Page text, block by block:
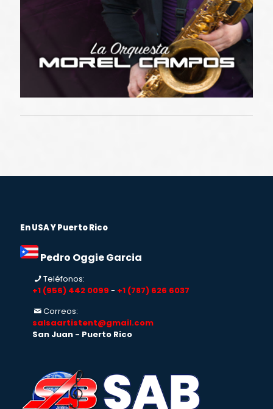
En USA Y Puerto Rico
Pedro Oggie Garcia
Teléfonos:
+1 (956) 442 0099 - +1 (787) 626 6037
Correos:
salsaartistent@gmail.com
San Juan - Puerto Rico